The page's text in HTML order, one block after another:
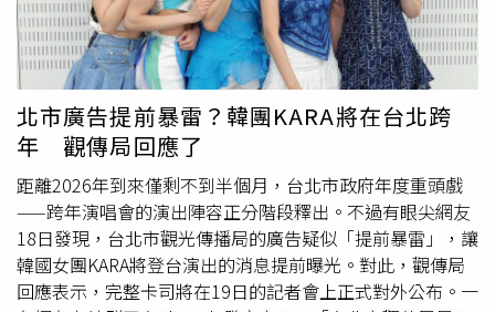
礎設計，新手也不容易失手，真正能天天都派上用場。
1028時光機印花限量眼彩盤／520元（圖／品牌提供）想要
眼妝一整天不暈，很多人會直接鎖定Love Liner！尤其這次
它們推出的「隨心所慾超防水極細眼線筆」，筆芯為
1.1mm× 2.2mm超極細橢圓設計，特別適合想描繪內眼線
或眼尾收細使用，能同時兼顧細線精準度與手感穩定度，筆
觸滑順、不拉眼皮，防水抗汗表現都很優秀，從早到晚線條
仍然清楚，不怕出門太久變成可怕熊貓眼。Love Liner隨心
所慾超防水極細眼線筆有經典深棕與溫柔赤茶兩款經典色
號，適合打造日常輕柔眼妝，也能與極細款搭配使用提升層
次感，滿足不同場合的妝容需求。（圖／品牌提供）
台直播，合計觸及近10萬人次。此外，跨年晚會同步於
LINE TODAY播出，總觀看人次超過122萬。整體統計，
2026臺北跨年晚會結合電視頻道與YouTube、Facebook、
LINE TODAY等新媒體平台，總觸及人數超過1350萬人，再
次穩坐全台跨年活動龍頭寶座。
北市廣告提前暴雷？韓團KARA將在台北跨
年 觀傳局回應了
距離2026年到來僅剩不到半個月，台北市政府年度重頭戲
——跨年演唱會的演出陣容正分階段釋出。不過有眼尖網友
18日發現，台北市觀光傳播局的廣告疑似「提前暴雷」，讓
韓國女團KARA將登台演出的消息提前曝光。對此，觀傳局
回應表示，完整卡司將在19日的記者會上正式對外公布。一